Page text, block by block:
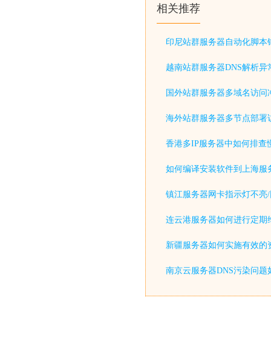
相关推荐
印尼站群服务器自动化脚本
越南站群服务器DNS解析异
国外站群服务器多域名访问
海外站群服务器多节点部署
香港多IP服务器中如何排查
如何编译安装软件到上海服
镇江服务器网卡指示灯不亮
连云港服务器如何进行定期
新疆服务器如何实施有效的
南京云服务器DNS污染问题